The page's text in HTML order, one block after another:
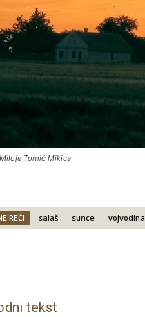
Tomić Mikica
REČI salaš sunce vojvodina
tekst